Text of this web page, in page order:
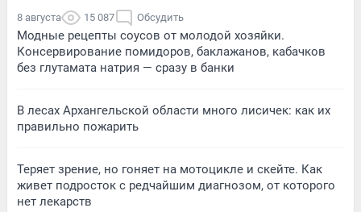
8 августа 15 087 Обсудить
Модные рецепты соусов от молодой хозяйки.
Консервирование помидоров, баклажанов, кабачков
без глутамата натрия — сразу в банки
В лесах Архангельской области много лисичек: как их
правильно пожарить
Теряет зрение, но гоняет на мотоцикле и скейте. Как
живет подросток с редчайшим диагнозом, от которого
нет лекарств